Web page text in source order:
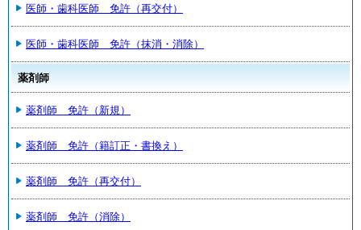
医師・歯科医師 免許（再交付）
医師・歯科医師 免許（抹消・消除）
薬剤師
薬剤師 免許（新規）
薬剤師 免許（籍訂正・書換え）
薬剤師 免許（再交付）
薬剤師 免許（消除）